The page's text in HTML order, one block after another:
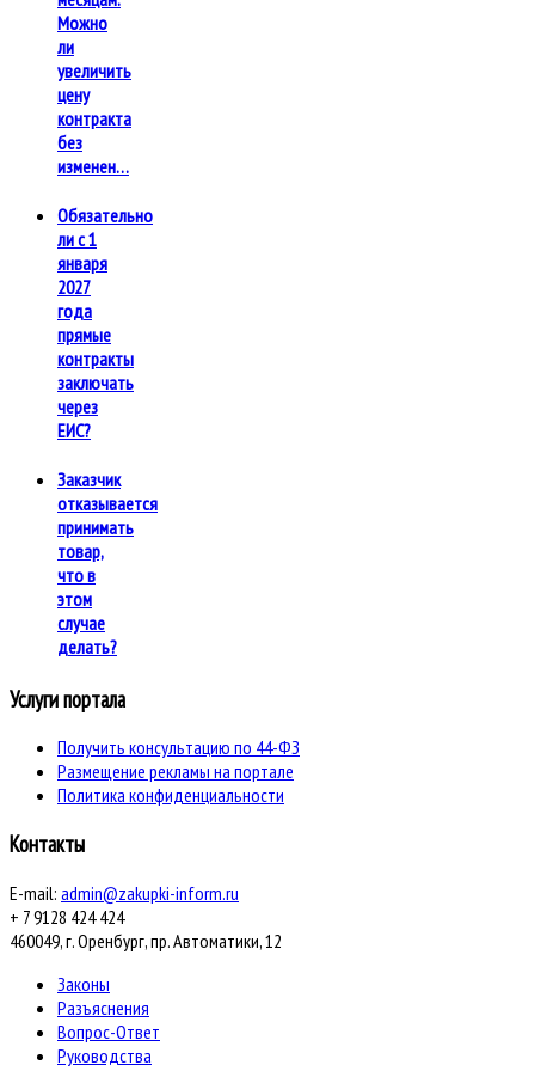
Можно
ли
увеличить
цену
контракта
без
изменен…
Обязательно
ли с 1
января
2027
года
прямые
контракты
заключать
через
ЕИС?
Заказчик
отказывается
принимать
товар,
что в
этом
случае
делать?
Услуги портала
Получить консультацию по 44-ФЗ
Размещение рекламы на портале
Политика конфиденциальности
Контакты
E-mail: admin@zakupki-inform.ru
+ 7 9128 424 424
460049, г. Оренбург, пр. Автоматики, 12
Законы
Разъяснения
Вопрос-Ответ
Руководства